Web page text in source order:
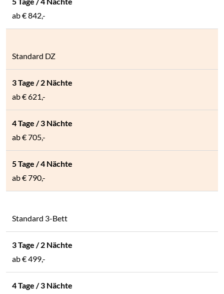
ab€ 842,-
Standard DZ
ab€ 621,-
ab€ 705,-
ab€ 790,-
Standard 3-Bett
ab€ 499,-